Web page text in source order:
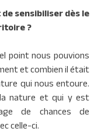
sensibiliser dès le
?
point nous pouvions
et combien il était
qui nous entoure.
nature et qui y est
de chances de
celle-ci.